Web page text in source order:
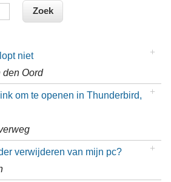
niet
den Oord
om te openen in Thunderbird,
verwijderen van mijn pc?